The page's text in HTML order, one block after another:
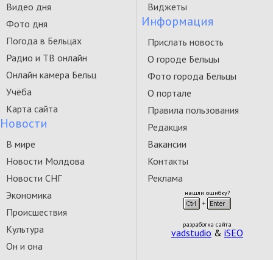
Видео дня
Фото дня
Погода в Бельцах
Радио и ТВ онлайн
Онлайн камера Бельц
Учёба
Карта сайта
Новости
В мире
Новости Молдова
Новости СНГ
Экономика
Происшествия
Культура
Он и она
Виджеты
Информация
Прислать новость
О городе Бельцы
Фото города Бельцы
О портале
Правила пользования
Редакция
Вакансии
Контакты
Реклама
нашли ошибку?
разработка сайта
vadstudio & iSEO